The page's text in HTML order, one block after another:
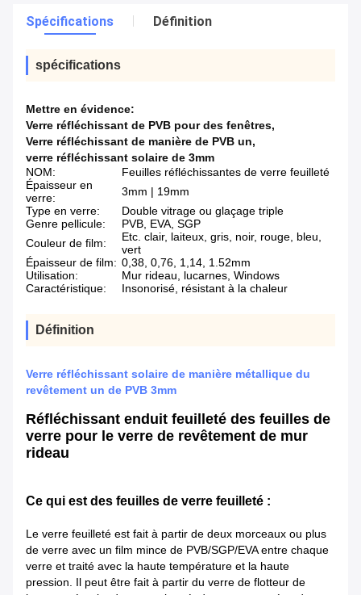
Spécifications Définition
spécifications
Mettre en évidence:
Verre réfléchissant de PVB pour des fenêtres,
Verre réfléchissant de manière de PVB un,
verre réfléchissant solaire de 3mm
NOM:
Feuilles réfléchissantes de verre feuilleté
Épaisseur en
verre:
3mm | 19mm
Type en verre:
Double vitrage ou glaçage triple
Genre pellicule:
PVB, EVA, SGP
Couleur de film:
Etc. clair, laiteux, gris, noir, rouge, bleu,
vert
Épaisseur de film: 0,38, 0,76, 1,14, 1.52mm
Utilisation:
Mur rideau, lucarnes, Windows
Caractéristique:
Insonorisé, résistant à la chaleur
Définition
Verre réfléchissant solaire de manière métallique du
revêtement un de PVB 3mm
Réfléchissant enduit feuilleté des feuilles de
verre pour le verre de revêtement de mur
rideau
Ce qui est des feuilles de verre feuilleté :
Le verre feuilleté est fait à partir de deux morceaux ou plus
de verre avec un film mince de PVB/SGP/EVA entre chaque
verre et traité avec la haute température et la haute
pression. Il peut être fait à partir du verre de flotteur de